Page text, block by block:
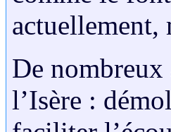
actuellement,
De nombreux
l’Isère :